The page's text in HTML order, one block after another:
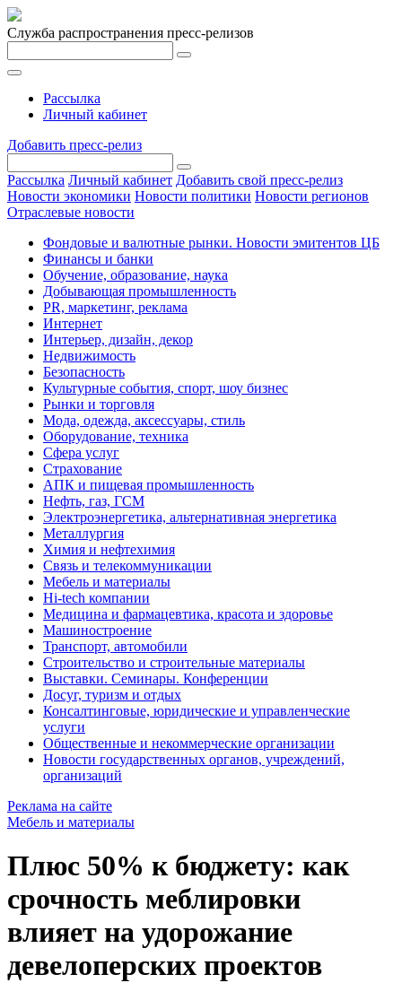
Служба распространения пресс-релизов
Рассылка
Личный кабинет
Добавить пресс-релиз
Рассылка Личный кабинет Добавить свой пресс-релиз
Новости экономики Новости политики Новости регионов
Отраслевые новости
Фондовые и валютные рынки. Новости эмитентов ЦБ
Финансы и банки
Обучение, образование, наука
Добывающая промышленность
PR, маркетинг, реклама
Интернет
Интерьер, дизайн, декор
Недвижимость
Безопасность
Культурные события, спорт, шоу бизнес
Рынки и торговля
Мода, одежда, аксессуары, стиль
Оборудование, техника
Сфера услуг
Страхование
АПК и пищевая промышленность
Нефть, газ, ГСМ
Электроэнергетика, альтернативная энергетика
Металлургия
Химия и нефтехимия
Связь и телекоммуникации
Мебель и материалы
Hi-tech компании
Медицина и фармацевтика, красота и здоровье
Машиностроение
Транспорт, автомобили
Строительство и строительные материалы
Выставки. Семинары. Конференции
Досуг, туризм и отдых
Консалтинговые, юридические и управленческие
услуги
Общественные и некоммерческие организации
Новости государственных органов, учреждений,
организаций
Реклама на сайте
Мебель и материалы
Плюс 50% к бюджету: как
срочность меблировки
влияет на удорожание
девелоперских проектов